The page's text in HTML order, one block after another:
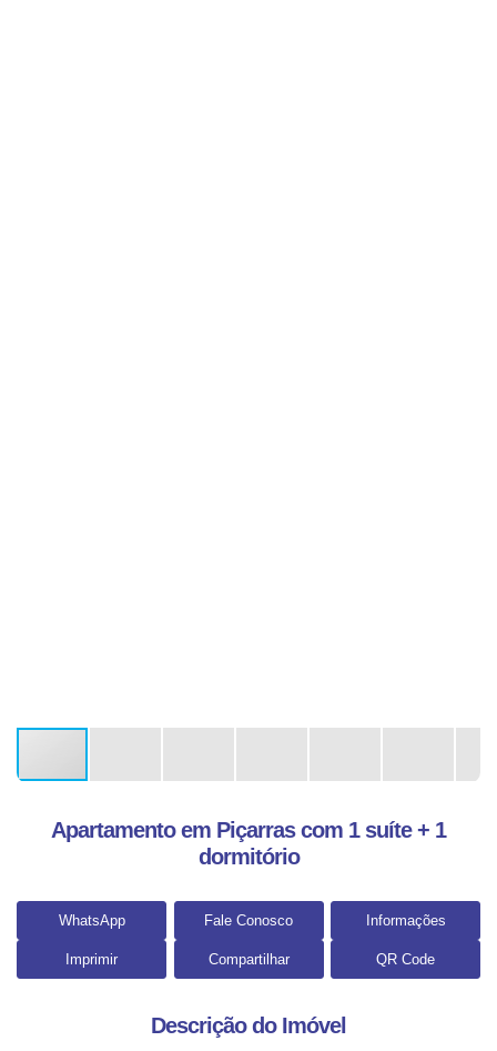
Apartamento em Piçarras com 1 suíte + 1
dormitório
WhatsApp Fale Conosco Informações
Imprimir Compartilhar QR Code
Descrição do Imóvel